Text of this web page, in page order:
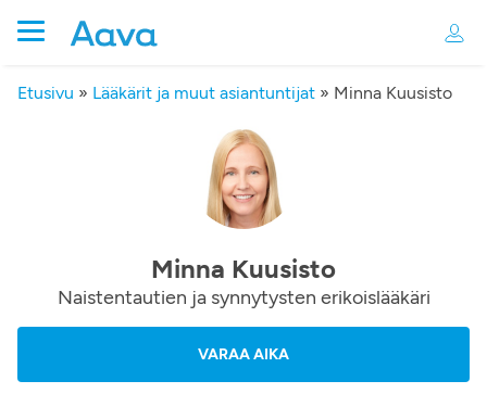
Etusivu » Lääkärit ja muut asiantuntijat » Minna Kuusisto
Minna Kuusisto
Naistentautien ja synnytysten erikoislääkäri
VARAA AIKA